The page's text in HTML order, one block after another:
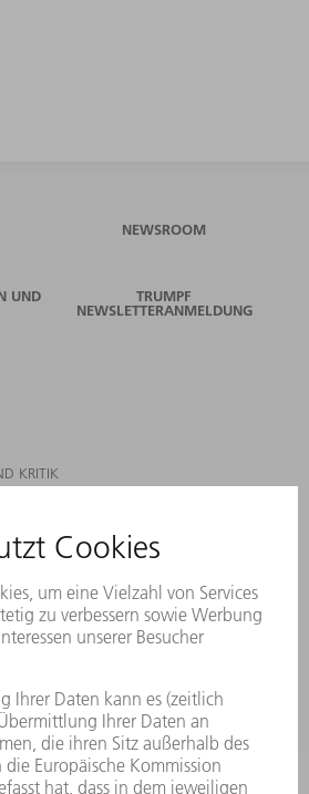
NEWSROOM
UND
TRUMPF
NEWSLETTERANMELDUNG
KRITIK